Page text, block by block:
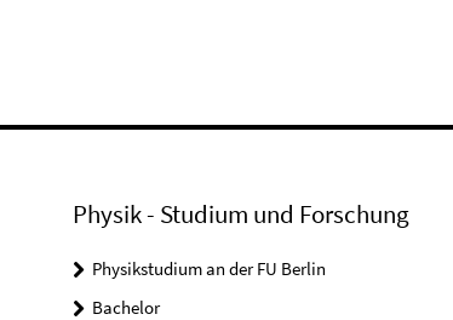
Physik - Studium und Forschung
Physikstudium an der FU Berlin
Bachelor